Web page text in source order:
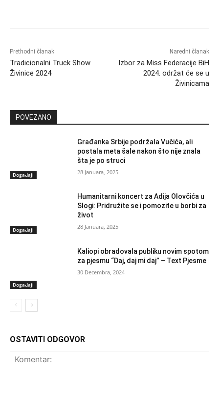
Prethodni članak
Tradicionalni Truck Show
Živinice 2024
Naredni članak
Izbor za Miss Federacije BiH
2024. održat će se u
Živinicama
POVEZANO
Događaji
Građanka Srbije podržala Vučića, ali
postala meta šale nakon što nije znala
šta je po struci
28 Januara, 2025
Događaji
Humanitarni koncert za Adija Olovčića u
Slogi: Pridružite se i pomozite u borbi za
život
28 Januara, 2025
Događaji
Kaliopi obradovala publiku novim spotom
za pjesmu “Daj, daj mi daj” – Text Pjesme
30 Decembra, 2024
OSTAVITI ODGOVOR